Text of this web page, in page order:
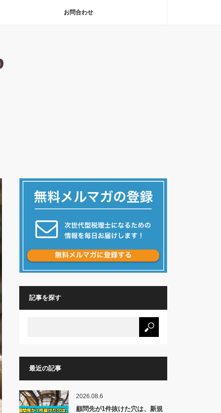
お問合わせ
記事を探す
最近の記事
2026.08.6
顧問先が1件抜けた穴は、新規